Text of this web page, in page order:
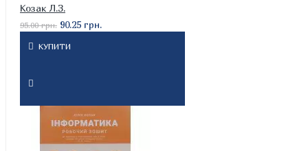
Козак Л.З.
95.00 грн. 90.25 грн.
КУПИТИ